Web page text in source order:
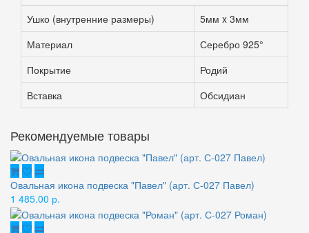
Ушко (внутренние размеры)
5мм x 3мм
Материал
Серебро 925°
Покрытие
Родий
Вставка
Обсидиан
Рекомендуемые товары
Овальная икона подвеска "Павел" (арт. С-027 Павел)
1 485.00 р.